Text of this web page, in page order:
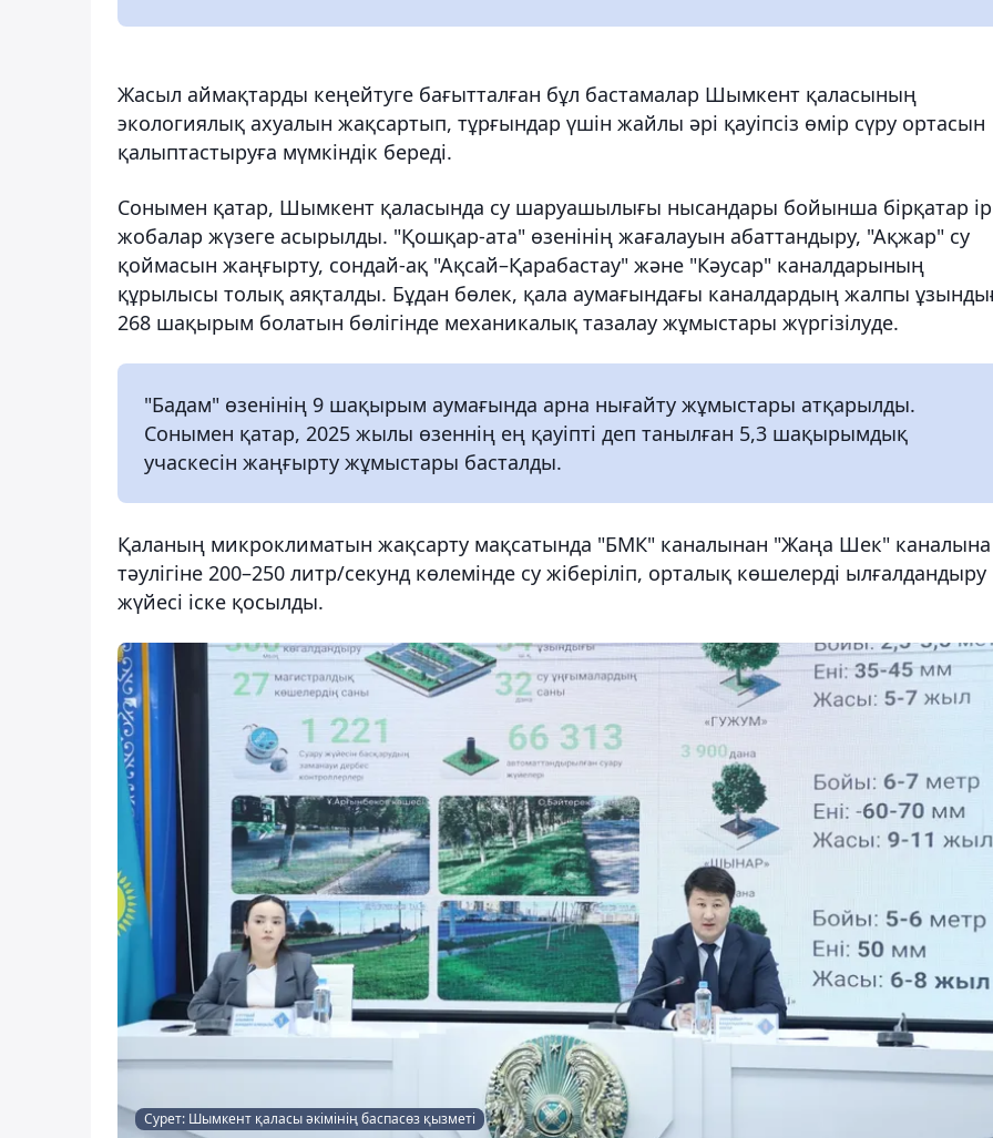
Жасыл аймақтарды кеңейтуге бағытталған бұл бастамалар Шымкент қаласының
экологиялық ахуалын жақсартып, тұрғындар үшін жайлы әрі қауіпсіз өмір сүру ортасын
қалыптастыруға мүмкіндік береді.
Сонымен қатар, Шымкент қаласында су шаруашылығы нысандары бойынша бірқатар
жобалар жүзеге асырылды. "Қошқар-ата" өзенінің жағалауын абаттандыру, "Ақжар" су
қоймасын жаңғырту, сондай-ақ "Ақсай–Қарабастау" және "Кәусар" каналдарының
құрылысы толық аяқталды. Бұдан бөлек, қала аумағындағы каналдардың жалпы
268 шақырым болатын бөлігінде механикалық тазалау жұмыстары жүргізілуде.
"Бадам" өзенінің 9 шақырым аумағында арна нығайту жұмыстары атқарылды.
Сонымен қатар, 2025 жылы өзеннің ең қауіпті деп танылған 5,3 шақырымдық
учаскесін жаңғырту жұмыстары басталды.
Қаланың микроклиматын жақсарту мақсатында "БМК" каналынан "Жаңа Шек" каналына
тәулігіне 200–250 литр/секунд көлемінде су жіберіліп, орталық көшелерді ылғалдандыру
жүйесі іске қосылды.
Сурет: Шымкент қаласы әкімінің баспасөз қызметі